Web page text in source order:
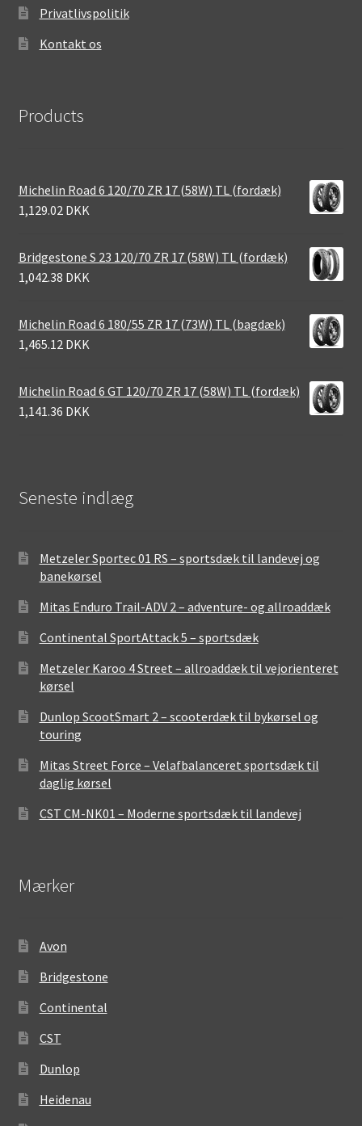
Privatlivspolitik
Kontakt os
Products
Michelin Road 6 120/70 ZR 17 (58W) TL (fordæk)
1,129.02 DKK
Bridgestone S 23 120/70 ZR 17 (58W) TL (fordæk)
1,042.38 DKK
Michelin Road 6 180/55 ZR 17 (73W) TL (bagdæk)
1,465.12 DKK
Michelin Road 6 GT 120/70 ZR 17 (58W) TL (fordæk)
1,141.36 DKK
Seneste indlæg
Metzeler Sportec 01 RS – sportsdæk til landevej og
banekørsel
Mitas Enduro Trail-ADV 2 – adventure- og allroaddæk
Continental SportAttack 5 – sportsdæk
Metzeler Karoo 4 Street – allroaddæk til vejorienteret
kørsel
Dunlop ScootSmart 2 – scooterdæk til bykørsel og
touring
Mitas Street Force – Velafbalanceret sportsdæk til
daglig kørsel
CST CM-NK01 – Moderne sportsdæk til landevej
Mærker
Avon
Bridgestone
Continental
CST
Dunlop
Heidenau